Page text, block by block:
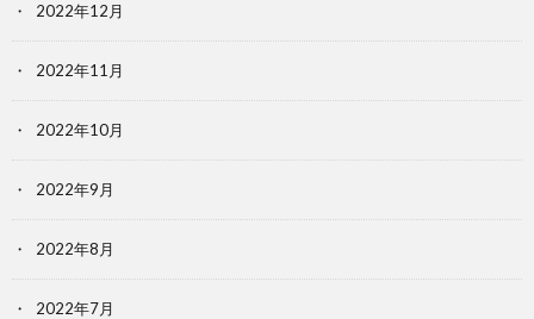
2022年12月
2022年11月
2022年10月
2022年9月
2022年8月
2022年7月